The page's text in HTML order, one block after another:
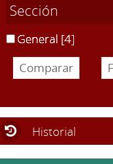
Sección
General [4]
Historial